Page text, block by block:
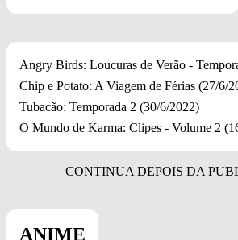
Angry Birds: Loucuras de Verão -
Chip e Potato: A Viagem de Férias (27/6/
Tubacão: Temporada 2 (30/6/2022)
O Mundo de Karma: Clipes - Volume 2
ANIME